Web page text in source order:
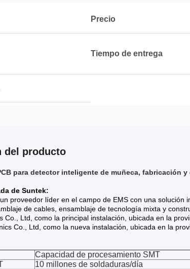
Precio
Tiempo de entrega
del producto
para detector inteligente de muñeca, fabricación y
de Suntek:
proveedor líder en el campo de EMS con una solución
de cables, ensamblaje de tecnología mixta y
Co., Ltd, como la principal instalación, ubicada en la
Co., Ltd, como la nueva instalación, ubicada en la
Capacidad de procesamiento SMT
10 millones de soldaduras/día